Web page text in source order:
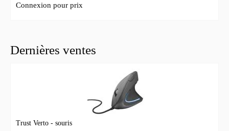
Connexion pour prix
Dernières ventes
Trust Verto - souris